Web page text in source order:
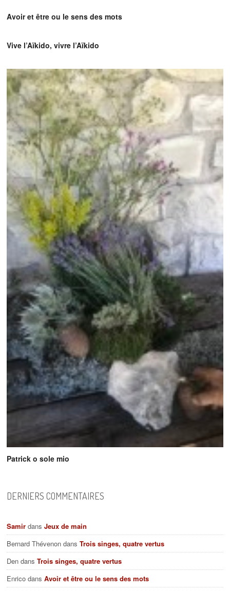
Avoir et être ou le sens des mots
Vive l’Aïkido, vivre l’Aïkido
Patrick o sole mio
DERNIERS COMMENTAIRES
Samir dansJeux de main
Bernard Thévenon dansTrois singes, quatre vertus
Den dansTrois singes, quatre vertus
Enrico dansAvoir et être ou le sens des mots